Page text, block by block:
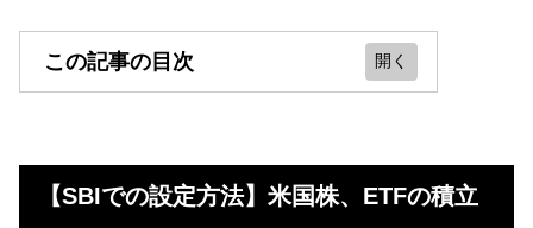
この記事の目次
積立
ETFのメリット：運用コストが激安
【SBIでの設定方法】米国株、ETFの積立